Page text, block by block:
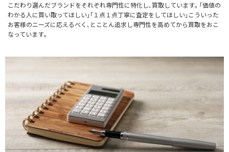
こだわり選んだブランドをそれぞれ専門性に特化し､買取しています｡ ｢価値の
わかる人に買い取ってほしい｣｢１点１点丁寧に査定をしてほしい｣こういった
お客様のニーズに応えるべく､とことん追求し専門性を高めてから買取をおこ
なっています｡